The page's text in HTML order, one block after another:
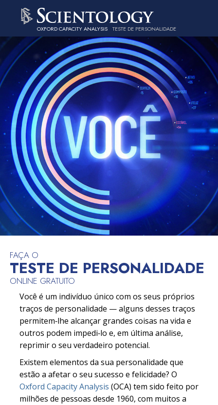
OXFORD CAPACITY ANALYSIS TESTE DE PERSONALIDADE
FAÇA O
TESTE DE PERSONALIDADE
ONLINE GRATUITO
Você é um indivíduo único com os seus próprios
traços de personalidade — alguns desses traços
permitem‑lhe alcançar grandes coisas na vida e
outros podem impedi‑lo e, em última análise,
reprimir o seu verdadeiro potencial.
Existem elementos da sua personalidade que
estão a afetar o seu sucesso e felicidade? O
Oxford Capacity Analysis (OCA) tem sido feito por
milhões de pessoas desde 1960, com muitos a